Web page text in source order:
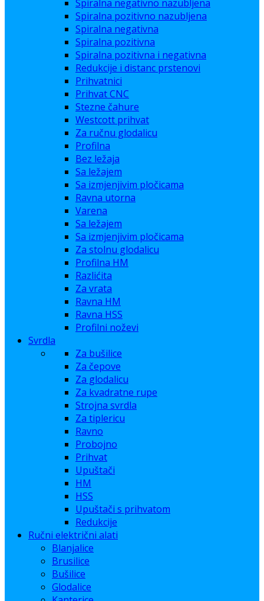
Spiralna negativno nazubljena
Spiralna pozitivno nazubljena
Spiralna negativna
Spiralna pozitivna
Spiralna pozitivna i negativna
Redukcije i distanc prstenovi
Prihvatnici
Prihvat CNC
Stezne čahure
Westcott prihvat
Za ručnu glodalicu
Profilna
Bez ležaja
Sa ležajem
Sa izmjenjivim pločicama
Ravna utorna
Varena
Sa ležajem
Sa izmjenjivim pločicama
Za stolnu glodalicu
Profilna HM
Razlićita
Za vrata
Ravna HM
Ravna HSS
Profilni noževi
Svrdla
Za bušilice
Za čepove
Za glodalicu
Za kvadratne rupe
Strojna svrdla
Za tiplericu
Ravno
Probojno
Prihvat
Upuštači
HM
HSS
Upuštači s prihvatom
Redukcije
Ručni električni alati
Blanjalice
Brusilice
Bušilice
Glodalice